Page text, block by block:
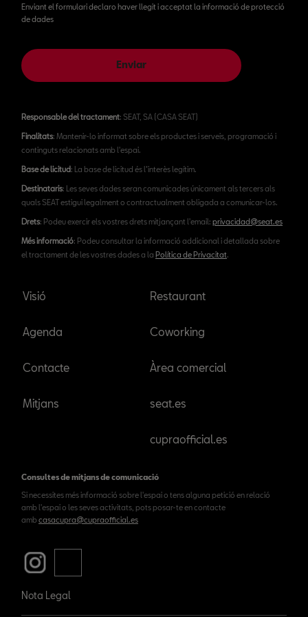
Enviant el formulari declaro haver llegit i acceptat la informació de protecció
de dades
Enviar
Responsable del tractament: SEAT, SA (CASA SEAT)
Finalitats: Mantenir-lo informat sobre els productes i serveis, programació i
continguts relacionats amb l'espai.
Base de licitud: La base de licitud és l’interès legítim.
Destinataris: Les seves dades seran comunicades únicament als tercers als
quals SEAT estigui legalment o contractualment obligada a comunicar-los.
Drets: Podeu exercir els vostres drets mitjançant l'email: privacidad@seat.es
Més informació: Podeu consultar la informació addicional i detallada sobre
el tractament de les vostres dades a la Política de Privacitat.
Visió
Agenda
Contacte
Mitjans
Restaurant
Coworking
Àrea comercial
seat.es
cupraofficial.es
Consultes de mitjans de comunicació
Si necessites més informació sobre l'espai o tens alguna petició en relació
amb l'espai o les seves activitats, pots posar-te en contacte
amb casacupra@cupraofficial.es
Nota Legal